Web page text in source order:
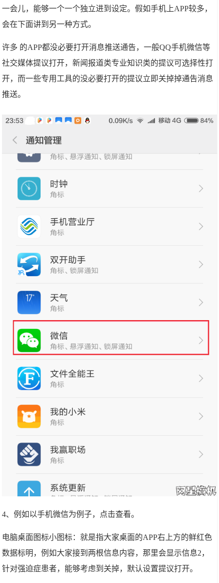
一会儿，能够一个一个独立进到设定。假如手机上APP较多，
会在下面讲到另一种方式。
许多 的APP都没必要打开消息推送通告，一般QQ手机微信等
社交媒体提议打开，新闻报道类专业知识类的提议可选择性打
开，而一些专用工具的没必要打开的提议立即关掉掉通告消息
推送。
4、例如以手机微信为例子，点击查看。
电脑桌面图标小图标：就是指大家桌面的APP右上方的鲜红色
数据标明，例如大家接到两根信息内容，那里会显示信息2，
针对强迫症患者，能够考虑到关掉，默认设置提议打开。